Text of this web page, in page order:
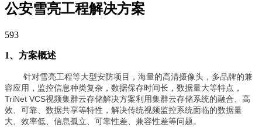
公安雪亮工程解决方案
593
1、方案概述
针对雪亮工程等大型安防项目，海量的高清摄像头，多品牌的兼
容应用，监控信息种类复杂，数据保存时间长，数据量大等特点，
TriNet VCS视频集群云存储解决方案利用集群云存储系统的融合、高
效、可靠、数据共享等特性，解决传统视频监控系统面临的数据量
大、效率低、信息孤立、可靠性差、兼容性差等问题。